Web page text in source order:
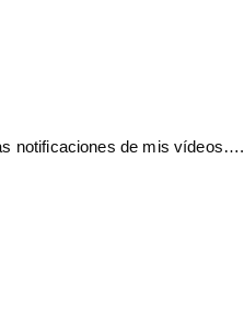
notificaciones de mis vídeos….